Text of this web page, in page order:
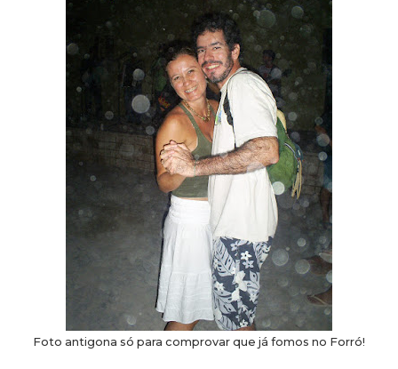
Foto antigona só para comprovar que já fomos no Forró!